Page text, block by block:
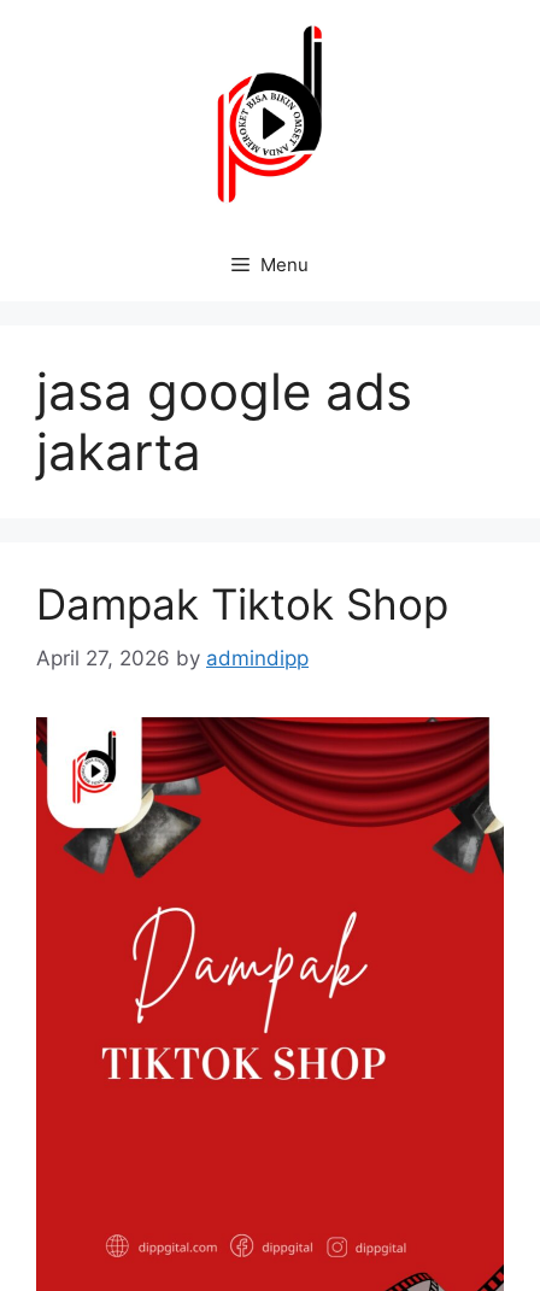
Menu
jasa google ads
jakarta
Dampak Tiktok Shop
April 27, 2026 by admindipp